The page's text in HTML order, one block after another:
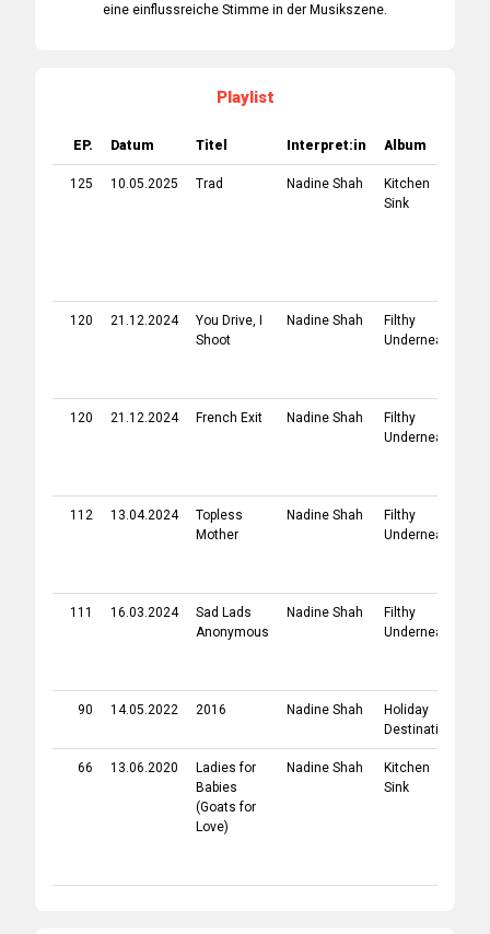
eine einflussreiche Stimme in der Musikszene.
Playlist
EP. Datum Titel Interpret:in Album
125 10.05.2025 Trad Nadine Shah
Kitchen
Sink
120 21.12.2024
You Drive, I
Shoot
Nadine Shah
Filthy
Underneath
120 21.12.2024 French Exit Nadine Shah
Filthy
Underneath
112 13.04.2024
Topless
Mother
Nadine Shah
Filthy
Underneath
111 16.03.2024
Sad Lads
Anonymous
Nadine Shah
Filthy
Underneath
90 14.05.2022 2016 Nadine Shah
Holiday
Destination
66 13.06.2020
Ladies for
Babies
(Goats for
Love)
Nadine Shah
Kitchen
Sink